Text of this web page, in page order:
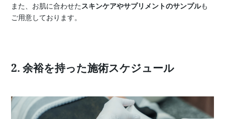
また、お肌に合わせたスキンケアやサプリメントのサンプルも
ご用意しております。
2. 余裕を持った施術スケジュール